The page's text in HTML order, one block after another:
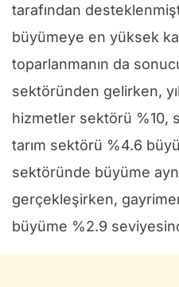
tarafından
büyümeye en yüksek
toparlanmanın da
sektöründen gelirken,
hizmetler sektörü %10,
tarım sektörü %4.6
sektöründe büyüme
gerçekleşirken,
büyüme %2.9